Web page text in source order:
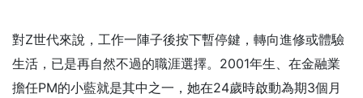
對Z世代來說，工作一陣子後按下暫停鍵，轉向進修或體驗
生活，已是再自然不過的職涯選擇。2001年生、在金融業
擔任PM的小藍就是其中之一，她在24歲時啟動為期3個月